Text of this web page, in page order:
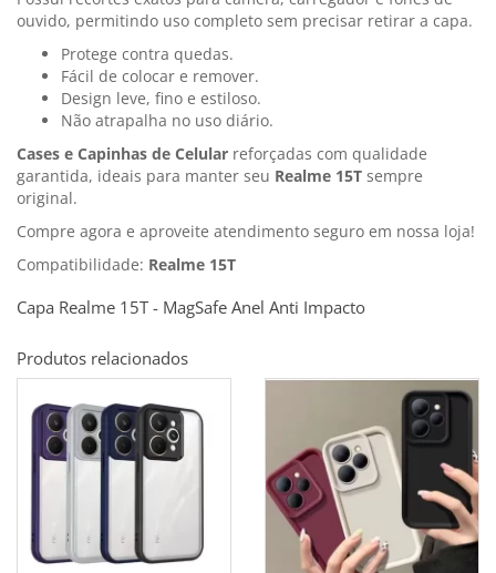
ouvido, permitindo uso completo sem precisar retirar a capa.
Protege contra quedas.
Fácil de colocar e remover.
Design leve, fino e estiloso.
Não atrapalha no uso diário.
Cases e Capinhas de Celular reforçadas com qualidade
garantida, ideais para manter seu Realme 15T sempre
original.
Compre agora e aproveite atendimento seguro em nossa loja!
Compatibilidade: Realme 15T
Capa Realme 15T - MagSafe Anel Anti Impacto
Produtos relacionados